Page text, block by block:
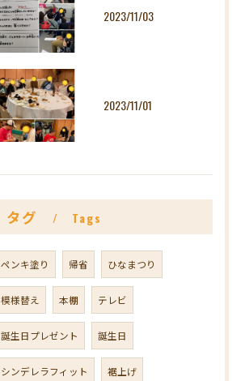
2023/11/03
2023/11/01
タグ Tags
ペンキ塗り 帰省 ひなまつり
模様替え 本棚 テレビ
誕生日プレゼント 誕生日
シンデレラフィット 裾上げ